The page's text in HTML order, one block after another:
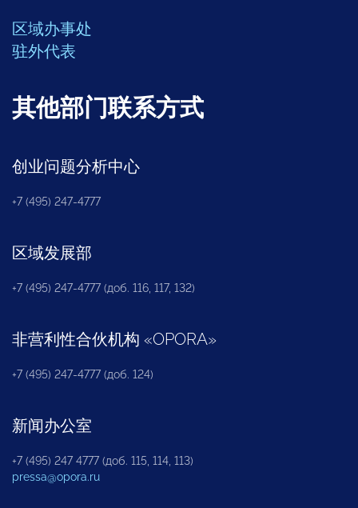
区域办事处
驻外代表
其他部门联系方式
创业问题分析中心
+7 (495) 247-4777
区域发展部
+7 (495) 247-4777 (доб. 116, 117, 132)
非营利性合伙机构 «OPORA»
+7 (495) 247-4777 (доб. 124)
新闻办公室
+7 (495) 247 4777 (доб. 115, 114, 113)
pressa@opora.ru